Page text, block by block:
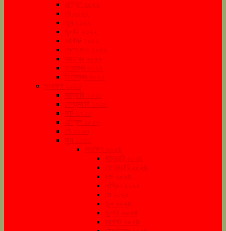
এপ্রিল ২০২২
মে ২০২২
জুন ২০২২
জুলাই ২০২২
আগস্ট ২০২২
সেপ্টেম্বর ২০২২
অক্টোবর ২০২২
নভেম্বর ২০২২
ডিসেম্বর ২০২২
সংরক্ষণ ২০২৩
জানুয়ারি ২০২৩
ফেব্রুয়ারি ২০২৩
মার্চ ২০২৩
এপ্রিল ২০২৩
মে ২০২৩
জুন ২০২৩
সংরক্ষণ ২০২৪
জানুয়ারি ২০২৪
ফেব্রুয়ারি ২০২৪
মার্চ ২০২৪
এপ্রিল ২০২৪
মে ২০২৪
জুন ২০২৪
জুলাই ২০২৪
আগস্ট ২০২৪